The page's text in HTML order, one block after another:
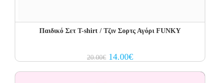
Παιδικό Σετ T-shirt / Τζιν Σορτς Αγόρι FUNKY
20.00€ Original
price
14.00€Current
price